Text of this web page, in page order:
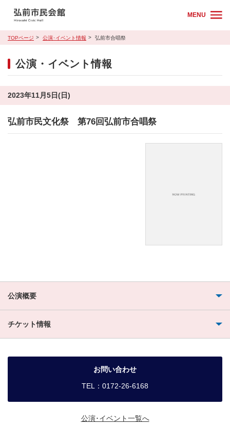
MENU
TOPページ 公演･イベント情報 弘前市合唱祭
公演・イベント情報
2023年11月5日(日)
弘前市民文化祭 第76回弘前市合唱祭
公演概要
チケット情報
お問い合わせ
TEL：0172-26-6168
公演･イベント一覧へ